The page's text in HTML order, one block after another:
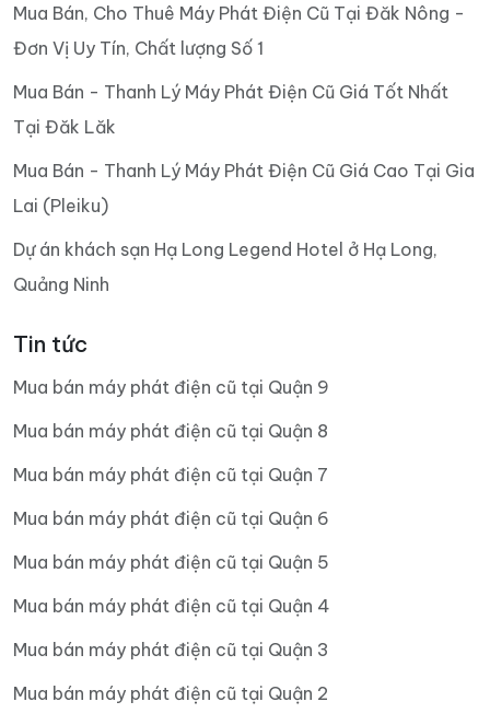
Mua Bán, Cho Thuê Máy Phát Điện Cũ Tại Đăk Nông -
Đơn Vị Uy Tín, Chất lượng Số 1
Mua Bán - Thanh Lý Máy Phát Điện Cũ Giá Tốt Nhất
Tại Đăk Lăk
Mua Bán - Thanh Lý Máy Phát Điện Cũ Giá Cao Tại Gia
Lai (Pleiku)
Dự án khách sạn Hạ Long Legend Hotel ở Hạ Long,
Quảng Ninh
Tin tức
Mua bán máy phát điện cũ tại Quận 9
Mua bán máy phát điện cũ tại Quận 8
Mua bán máy phát điện cũ tại Quận 7
Mua bán máy phát điện cũ tại Quận 6
Mua bán máy phát điện cũ tại Quận 5
Mua bán máy phát điện cũ tại Quận 4
Mua bán máy phát điện cũ tại Quận 3
Mua bán máy phát điện cũ tại Quận 2